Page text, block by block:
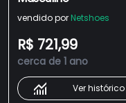
vendido por Netshoes
R$ 721,99
cerca de 1 ano
Ver histórico